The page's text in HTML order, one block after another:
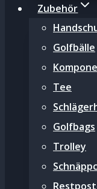
Zubehör
Golfbälle
Tee
Golfbags
Trolley